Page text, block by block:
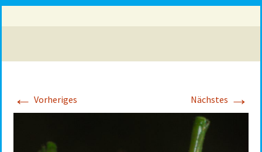
← Vorheriges Nächstes →